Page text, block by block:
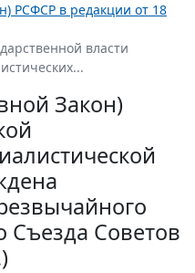
РСФСР в редакции от 18
власти
Закон)
Съезда Советов